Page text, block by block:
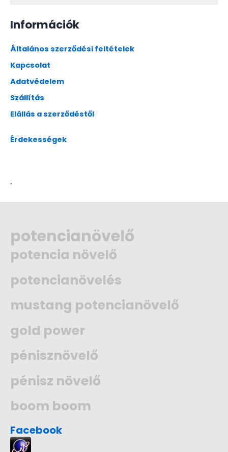
Információk
Általános szerződési feltételek
Kapcsolat
Adatvédelem
Szállítás
Elállás a szerződéstől
Érdekességek
.
potencianövelő
potencia növelő
potencianövelés
mustang potencianövelő
gold power
pénisznövelő
pénisz növelő
boom boom
Facebook